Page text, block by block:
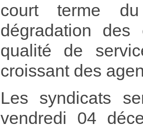
court terme
dégradation
qualité de
croissant des
Les syndicats
vendredi 04